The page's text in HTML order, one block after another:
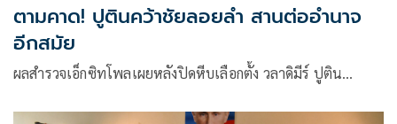
ตามคาด! ปูตินคว้าชัยลอยลำ สานต่ออำนาจ
อีกสมัย
ผลสำรวจเอ็กซิทโพลเผยหลังปิดหีบเลือกตั้ง วลาดิมีร์ ปูติน…